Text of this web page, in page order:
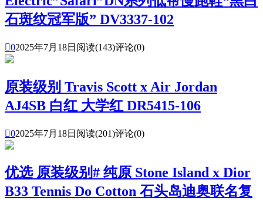
石斑纹冠军版” DV3337-102
02025年7月18日 阅读(143)评论(0)
原装级别 Travis Scott x Air Jordan
AJ4SB 白红 大学红 DR5415-106
02025年7月18日 阅读(201)评论(0)
优选 原装级别# 纯原 Stone Island x Dior
B33 Tennis Do Cotton 石头岛迪奥联名复